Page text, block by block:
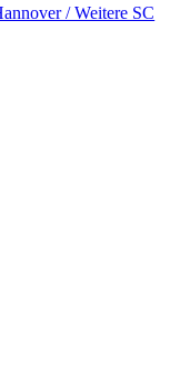
/ Weitere SC